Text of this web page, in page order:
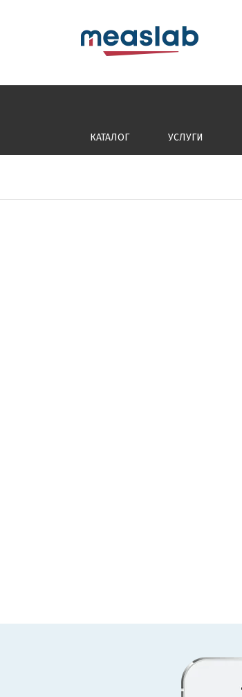
КАТАЛОГ УСЛУГИ